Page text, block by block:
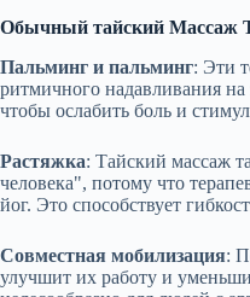
Обычный тайский Массаж
Пальминг и пальминг: Эти
ритмичного надавливания
чтобы ослабить боль и
Растяжка: Тайский массаж
человека", потому что
йог. Это способствует
Совместная мобилизация:
улучшит их работу и